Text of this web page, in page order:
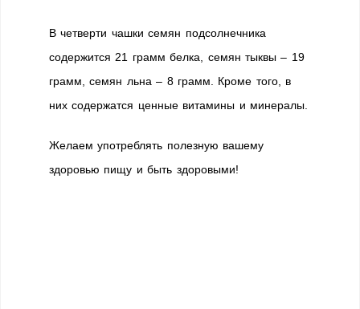
В четверти чашки семян подсолнечника
содержится 21 грамм белка, семян тыквы – 19
грамм, семян льна – 8 грамм. Кроме того, в
них содержатся ценные витамины и минералы.
Желаем употреблять полезную вашему
здоровью пищу и быть здоровыми!